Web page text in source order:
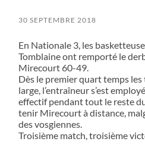
30 SEPTEMBRE 2018
En Nationale 3, les
Tomblaine ont remporté le
Mirecourt 60-49.
Dès le premier quart temps
large, l’entraîneur s’est
effectif pendant tout le reste
tenir Mirecourt à distance,
des vosgiennes.
Troisième match, troisième